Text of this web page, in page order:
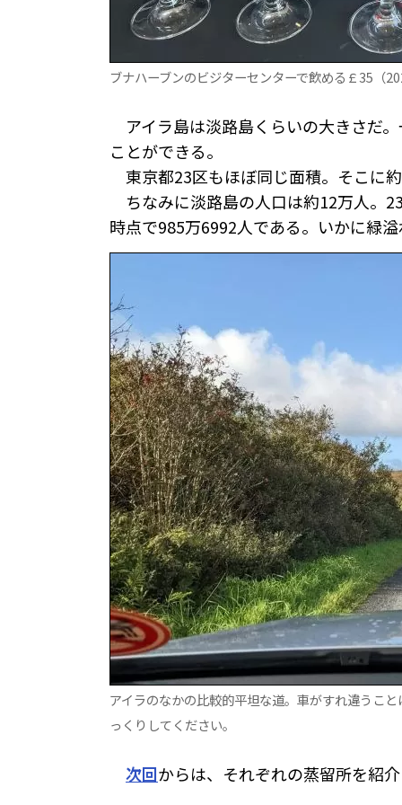
ブナハーブンのビジターセンターで飲める￡35（
アイラ島は淡路島くらいの大きさだ
ことができる。
東京都23区もほぼ同じ面積。そこに
ちなみに淡路島の人口は約12万人。
時点で985万6992人である。いかに緑
アイラのなかの比較的平坦な道。車がすれ違うこ
っくりしてください。
次回からは、それぞれの蒸留所を紹